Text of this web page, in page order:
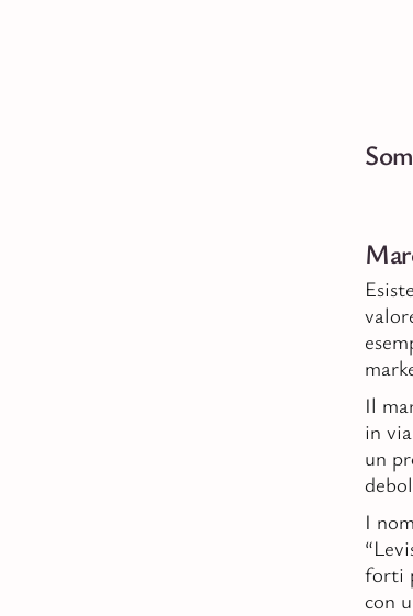
Il
in
un
I
forti
con